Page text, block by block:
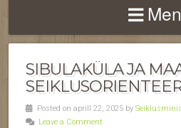
SIBULAKÜLA JA
Posted on aprill 22, 2025 by
Leave a Comment